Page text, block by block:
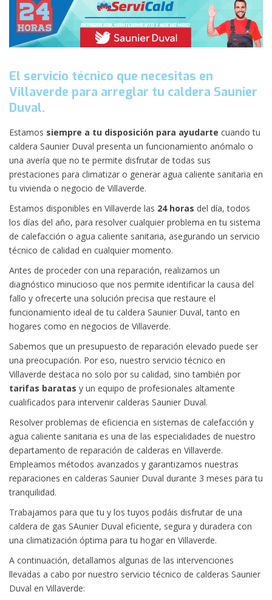
El servicio técnico que necesitas en
Villaverde para arreglar tu caldera Saunier
Duval.
Estamos siempre a tu disposición para ayudarte cuando tu
caldera Saunier Duval presenta un funcionamiento anómalo o
una avería que no te permite disfrutar de todas sus
prestaciones para climatizar o generar agua caliente sanitaria en
tu vivienda o negocio de Villaverde.
Estamos disponibles en Villaverde las 24 horas del día, todos
los días del año, para resolver cualquier problema en tu sistema
de calefacción o agua caliente sanitaria, asegurando un servicio
técnico de calidad en cualquier momento.
Antes de proceder con una reparación, realizamos un
diagnóstico minucioso que nos permite identificar la causa del
fallo y ofrecerte una solución precisa que restaure el
funcionamiento ideal de tu caldera Saunier Duval, tanto en
hogares como en negocios de Villaverde.
Sabemos que un presupuesto de reparación elevado puede ser
una preocupación. Por eso, nuestro servicio técnico en
Villaverde destaca no solo por su calidad, sino también por
tarifas baratas y un equipo de profesionales altamente
cualificados para intervenir calderas Saunier Duval.
Resolver problemas de eficiencia en sistemas de calefacción y
agua caliente sanitaria es una de las especialidades de nuestro
departamento de reparación de calderas en Villaverde.
Empleamos métodos avanzados y garantizamos nuestras
reparaciones en calderas Saunier Duval durante 3 meses para tu
tranquilidad.
Trabajamos para que tu y los tuyos podáis disfrutar de una
caldera de gas SAunier Duval eficiente, segura y duradera con
una climatización óptima para tu hogar en Villaverde.
A continuación, detallamos algunas de las intervenciones
llevadas a cabo por nuestro servicio técnico de calderas Saunier
Duval en Villaverde: